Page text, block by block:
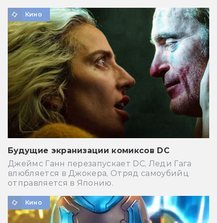
Кино
Будущие экранизации комиксов DC
Джеймс Ганн перезапускает DC, Леди Гага
влюбляется в Джокера, Отряд самоубийц
отправляется в Японию.
Кино